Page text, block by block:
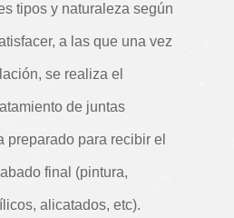
tipos y naturaleza según
a las que una vez
se realiza el
de juntas
preparado para recibir el
final (pintura,
alicatados, etc).